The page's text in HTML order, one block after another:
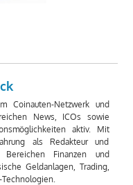
Coinauten-Netzwerk und
News, ICOs sowie
aktiv. Mit
als Redakteur und
Finanzen und
Geldanlagen, Trading,